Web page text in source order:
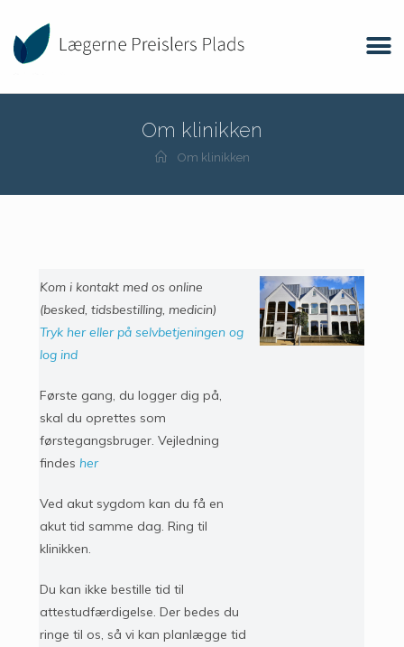
Om klinikken
Om klinikken
Kom i kontakt med os online
(besked, tidsbestilling, medicin)
Tryk her eller på selvbetjeningen og
log ind
Første gang, du logger dig på,
skal du oprettes som
førstegangsbruger. Vejledning
findes her
Ved akut sygdom kan du få en
akut tid samme dag. Ring til
klinikken.
Du kan ikke bestille tid til
attestudfærdigelse. Der bedes du
ringe til os, så vi kan planlægge tid